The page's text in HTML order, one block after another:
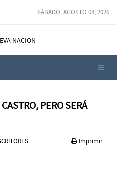
SÁBADO, AGOSTO 08, 2026
PERO SERÁ
Imprimir